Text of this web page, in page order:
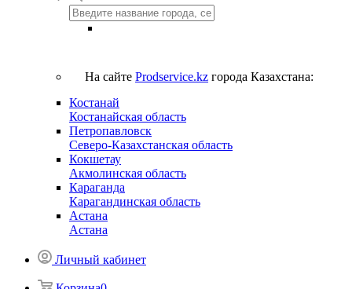
На сайте Prodservice.kz города Казахстана:
Костанай
Костанайская область
Петропавловск
Северо-Казахстанская область
Кокшетау
Акмолинская область
Караганда
Карагандинская область
Астана
Астана
Личный кабинет